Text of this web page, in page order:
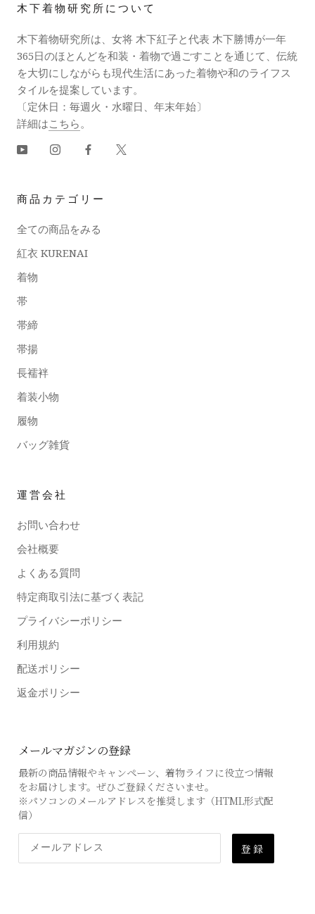
木下着物研究所について
木下着物研究所は、女将 木下紅子と代表 木下勝博が一年
365日のほとんどを和装・着物で過ごすことを通じて、伝統
を大切にしながらも現代生活にあった着物や和のライフス
タイルを提案しています。
〔定休日：毎週火・水曜日、年末年始〕
詳細はこちら。
商品カテゴリー
全ての商品をみる
紅衣 KURENAI
着物
帯
帯締
帯揚
長襦袢
着装小物
履物
バッグ雑貨
運営会社
お問い合わせ
会社概要
よくある質問
特定商取引法に基づく表記
プライバシーポリシー
利用規約
配送ポリシー
返金ポリシー
メールマガジンの登録
最新の商品情報やキャンペーン、着物ライフに役立つ情報
をお届けします。ぜひご登録くださいませ。
※パソコンのメールアドレスを推奨します（HTML形式配
信）
登録